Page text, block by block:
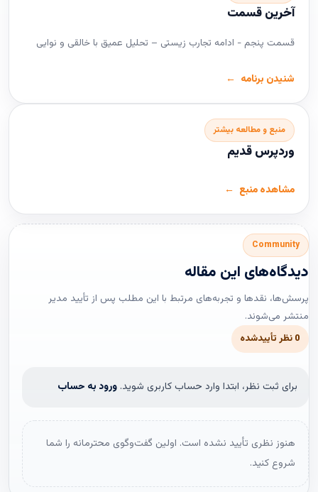
آخرین قسمت
قسمت پنجم - ادامه تجارب زیستی – تحلیل عمیق با خالقی و نوایی
شنیدن برنامه
منبع و مطالعه بیشتر
وردپرس قدیم
مشاهده منبع
Community
دیدگاه‌های این مقاله
پرسش‌ها، نقدها و تجربه‌های مرتبط با این مطلب پس از تأیید مدیر
منتشر می‌شوند.
0 نظر تأییدشده
برای ثبت نظر، ابتدا وارد حساب کاربری شوید. ورود به حساب
هنوز نظری تأیید نشده است. اولین گفت‌وگوی محترمانه را شما
شروع کنید.